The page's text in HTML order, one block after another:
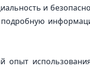
и
подробную